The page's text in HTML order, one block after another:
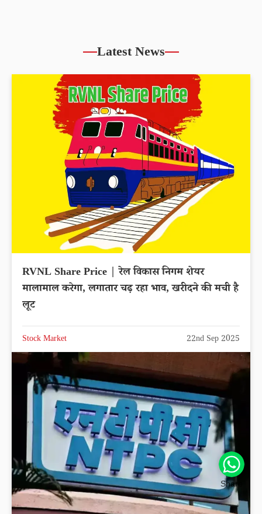
Latest News
RVNL Share Price | रेल विकास निगम शेयर
मालामाल करेगा, लगातार चढ़ रहा भाव, खरीदने की मची है
लूट
Stock Market 22nd Sep 2025
Share